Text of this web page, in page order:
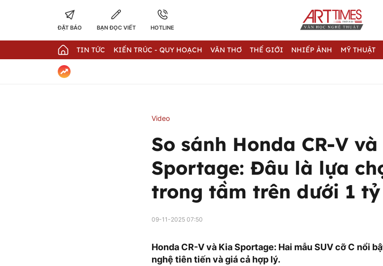
ĐẶT BÁO BẠN ĐỌC VIẾT HOTLINE
TIN TỨC KIẾN TRÚC - QUY HOẠCH VĂN THƠ THẾ GIỚI NHIẾP ẢNH MỸ THUẬT
Video
So sánh Honda CR-V
Sportage: Đâu là lựa
trong tầm trên dưới 1
09-11-2025 07:50
Honda CR-V và Kia Sportage: Hai mẫu SUV cỡ C nổi
nghệ tiên tiến và giá cả hợp lý.